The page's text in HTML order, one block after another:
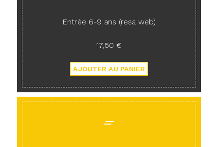
Entrée 6-9 ans (resa web)
17,50 €